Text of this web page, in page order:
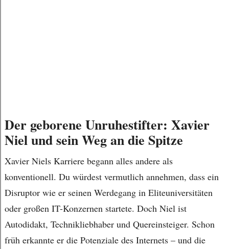
Der geborene Unruhestifter: Xavier
Niel und sein Weg an die Spitze
Xavier Niels Karriere begann alles andere als
konventionell. Du würdest vermutlich annehmen, dass ein
Disruptor wie er seinen Werdegang in Eliteuniversitäten
oder großen IT-Konzernen startete. Doch Niel ist
Autodidakt, Technikliebhaber und Quereinsteiger. Schon
früh erkannte er die Potenziale des Internets – und die